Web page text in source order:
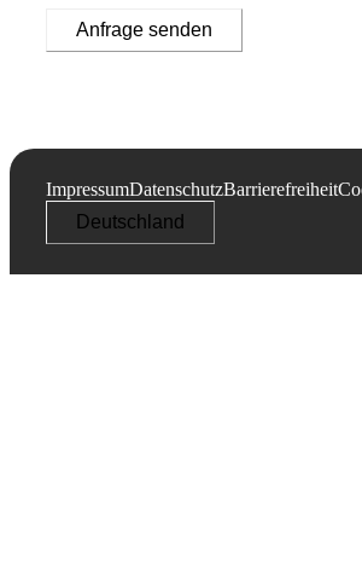
Anfrage senden
ImpressumDatenschutzBarrierefreiheit
Deutschland